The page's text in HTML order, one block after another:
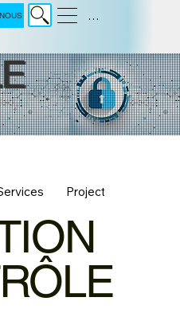
Menu
Projects